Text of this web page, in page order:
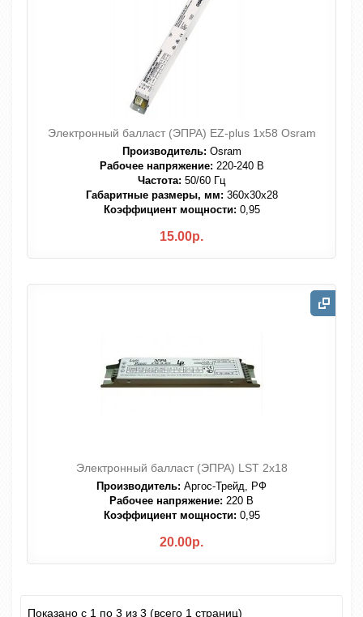
Электронный балласт (ЭПРА) EZ-plus 1x58 Osram
Производитель: Osram
Рабочее напряжение: 220-240 В
Частота: 50/60 Гц
Габаритные размеры, мм: 360x30x28
Коэффициент мощности: 0,95
15.00р.
Электронный балласт (ЭПРА) LST 2х18
Производитель: Аргос-Трейд, РФ
Рабочее напряжение: 220 В
Коэффициент мощности: 0,95
20.00р.
Показано с 1 по 3 из 3 (всего 1 страниц)